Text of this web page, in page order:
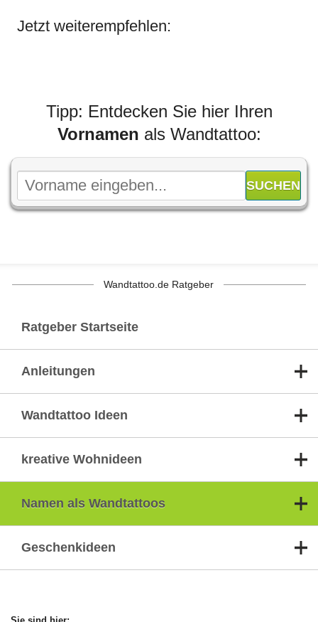
Jetzt weiterempfehlen:
Tipp: Entdecken Sie hier Ihren
Vornamen als Wandtattoo:
Wandtattoo.de Ratgeber
Ratgeber Startseite
Anleitungen
Wandtattoo Ideen
kreative Wohnideen
Namen als Wandtattoos
Geschenkideen